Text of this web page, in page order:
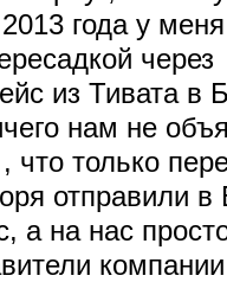
года у
через
из Тивата в
нам не
что только
отправили в
а на нас